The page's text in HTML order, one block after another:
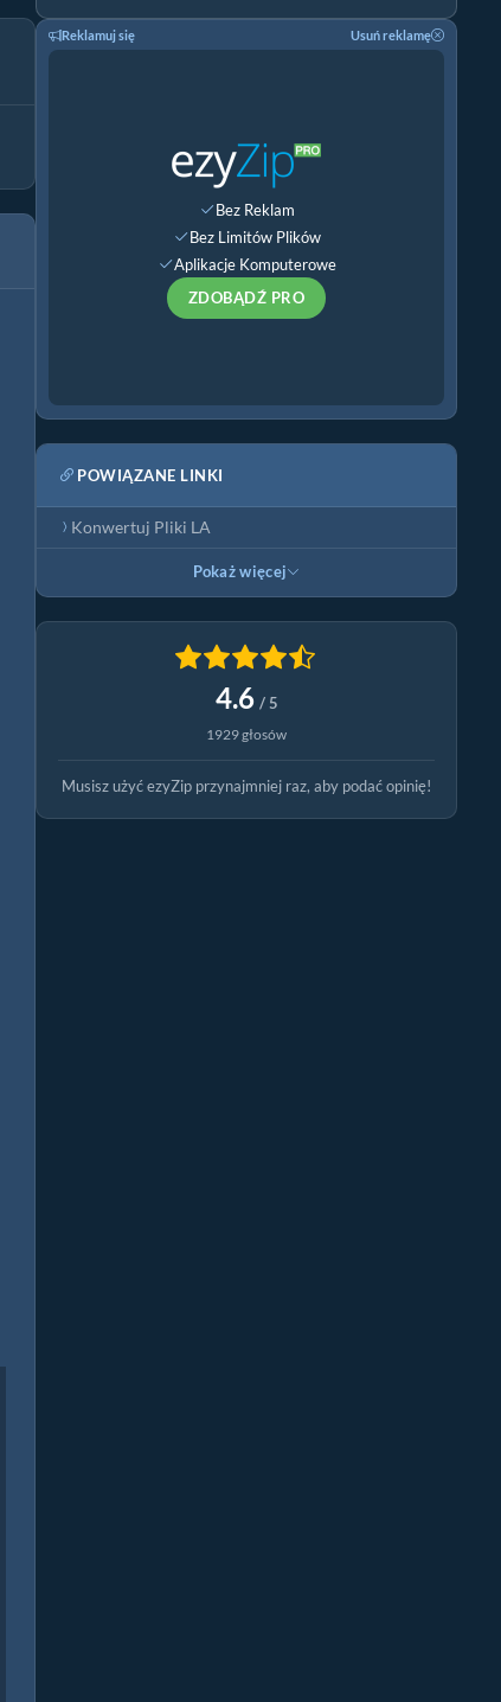
Reklamuj się Usuń reklamę
Bez Reklam
Bez Limitów Plików
Aplikacje Komputerowe
ZDOBĄDŹ PRO
POWIĄZANE LINKI
Konwertuj Pliki LA
Pokaż więcej
4.6 / 5
1929 głosów
Musisz użyć ezyZip przynajmniej raz, aby podać opinię!